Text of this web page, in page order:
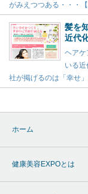
がみえつつある・・・【
髪を
近代
ヘアケ
いる
社が掲げるのは「幸せ
ホーム
健康美容EXPOとは